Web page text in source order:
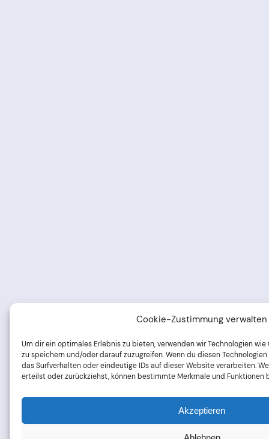
Cookie-Zustimmung verwalten
Um dir ein optimales Erlebnis zu bieten, verwenden wir Technologien
zu speichern und/oder darauf zuzugreifen. Wenn du diesen
das Surfverhalten oder eindeutige IDs auf dieser Website verarbeiten.
erteilst oder zurückziehst, können bestimmte Merkmale und Funktionen
Akzeptieren